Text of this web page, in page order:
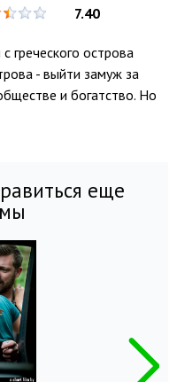
7.40
греческого острова
- выйти замуж за
и богатство. Но
еще